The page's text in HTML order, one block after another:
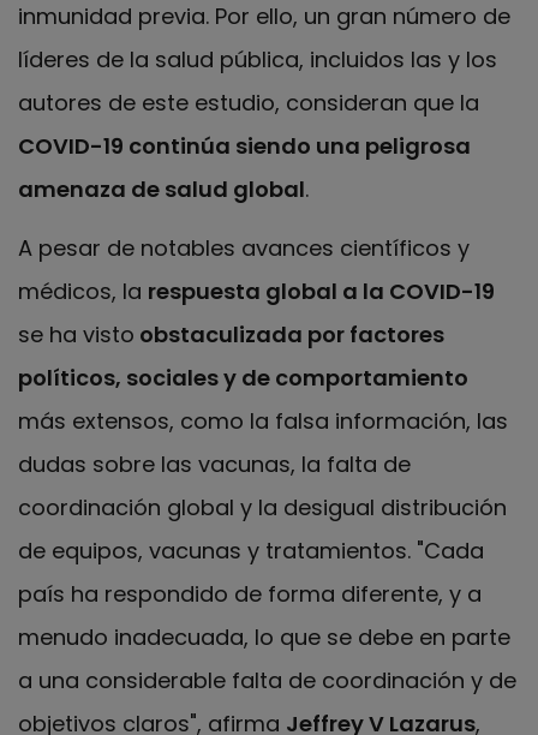
inmunidad previa. Por ello, un gran número de
líderes de la salud pública, incluidos las y los
autores de este estudio, consideran que la
COVID-19 continúa siendo una peligrosa
amenaza de salud global.
A pesar de notables avances científicos y
médicos, la respuesta global a la COVID-19
se ha visto obstaculizada por factores
políticos, sociales y de comportamiento
más extensos, como la falsa información, las
dudas sobre las vacunas, la falta de
coordinación global y la desigual distribución
de equipos, vacunas y tratamientos. "Cada
país ha respondido de forma diferente, y a
menudo inadecuada, lo que se debe en parte
a una considerable falta de coordinación y de
objetivos claros", afirma Jeffrey V Lazarus,